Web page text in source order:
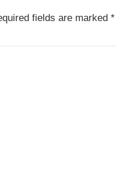
fields are marked *